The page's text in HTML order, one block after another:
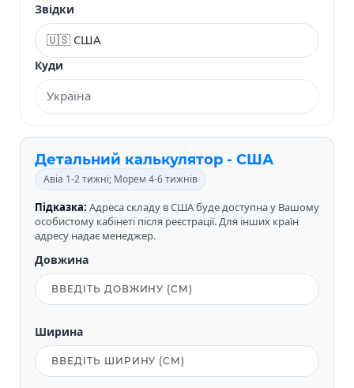
Звідки
Куди
Детальний калькулятор - США
Авіа 1-2 тижні; Морем 4-6 тижнів
Підказка: Адреса складу в США буде доступна у Вашому
особистому кабінеті після реєстрації. Для інших країн
адресу надає менеджер.
Довжина
Ширина